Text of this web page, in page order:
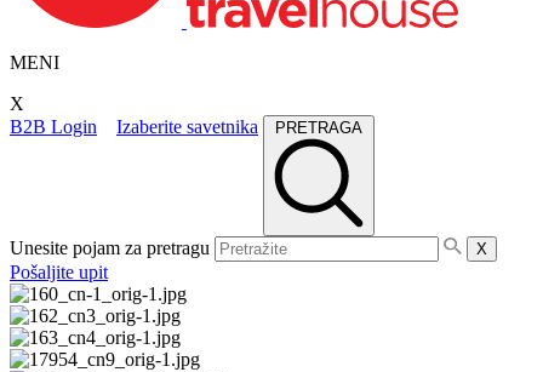
MENI
X
B2B Login
Izaberite savetnika PRETRAGA
Unesite pojam za pretragu X
Pošaljite upit